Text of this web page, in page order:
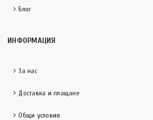
Блог
ИНФОРМАЦИЯ
За нас
Доставка и плащане
Общи условия